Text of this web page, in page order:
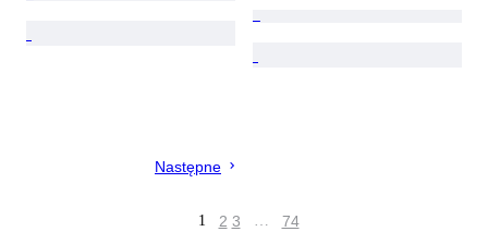
Następne
1 2 3 … 74